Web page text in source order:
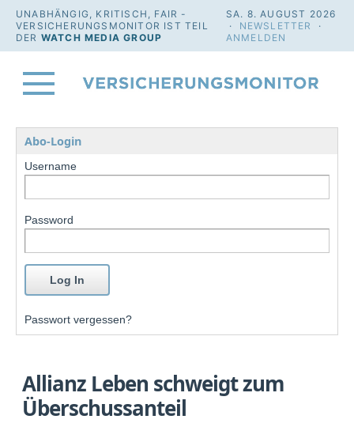
UNABHÄNGIG, KRITISCH, FAIR -
VERSICHERUNGSMONITOR IST TEIL
DER WATCH MEDIA GROUP
SA. 8. AUGUST 2026
· NEWSLETTER
·
ANMELDEN
Abo-Login
Username
Password
Passwort vergessen?
Allianz Leben schweigt zum
Überschussanteil